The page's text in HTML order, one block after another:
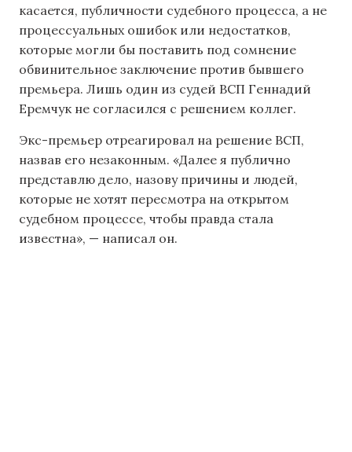
касается, публичности судебного процесса, а не
процессуальных ошибок или недостатков,
которые могли бы поставить под сомнение
обвинительное заключение против бывшего
премьера. Лишь один из судей ВСП Геннадий
Еремчук не согласился с решением коллег.
Экс-премьер отреагировал на решение ВСП,
назвав его незаконным. «Далее я публично
представлю дело, назову причины и людей,
которые не хотят пересмотра на открытом
судебном процессе, чтобы правда стала
известна», — написал он.